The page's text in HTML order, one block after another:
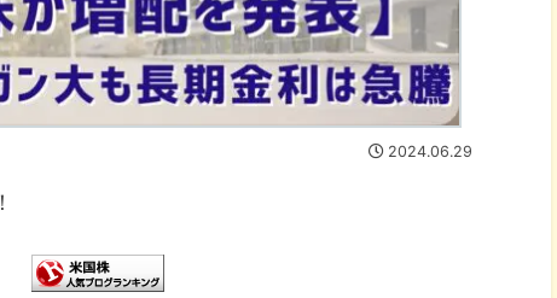
2024.06.29